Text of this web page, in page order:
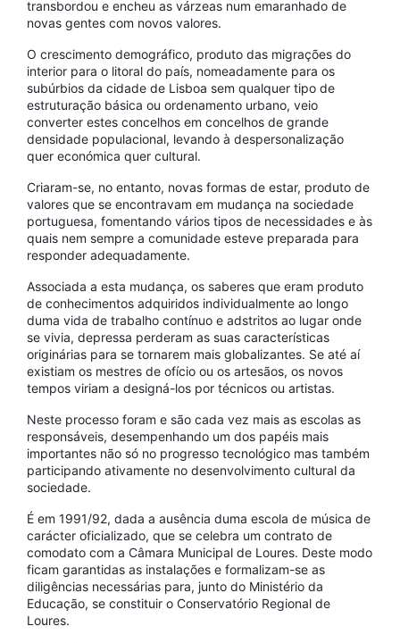
transbordou e encheu as várzeas num emaranhado de
novas gentes com novos valores.
O crescimento demográfico, produto das migrações do
interior para o litoral do país, nomeadamente para os
subúrbios da cidade de Lisboa sem qualquer tipo de
estruturação básica ou ordenamento urbano, veio
converter estes concelhos em concelhos de grande
densidade populacional, levando à despersonalização
quer económica quer cultural.
Criaram-se, no entanto, novas formas de estar, produto de
valores que se encontravam em mudança na sociedade
portuguesa, fomentando vários tipos de necessidades e às
quais nem sempre a comunidade esteve preparada para
responder adequadamente.
Associada a esta mudança, os saberes que eram produto
de conhecimentos adquiridos individualmente ao longo
duma vida de trabalho contínuo e adstritos ao lugar onde
se vivia, depressa perderam as suas características
originárias para se tornarem mais globalizantes. Se até aí
existiam os mestres de ofício ou os artesãos, os novos
tempos viriam a designá-los por técnicos ou artistas.
Neste processo foram e são cada vez mais as escolas as
responsáveis, desempenhando um dos papéis mais
importantes não só no progresso tecnológico mas também
participando ativamente no desenvolvimento cultural da
sociedade.
É em 1991/92, dada a ausência duma escola de música de
carácter oficializado, que se celebra um contrato de
comodato com a Câmara Municipal de Loures. Deste modo
ficam garantidas as instalações e formalizam-se as
diligências necessárias para, junto do Ministério da
Educação, se constituir o Conservatório Regional de
Loures.